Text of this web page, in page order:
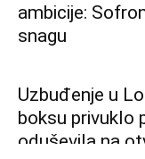
Jesenje
Prijavite se za
svoje telo!